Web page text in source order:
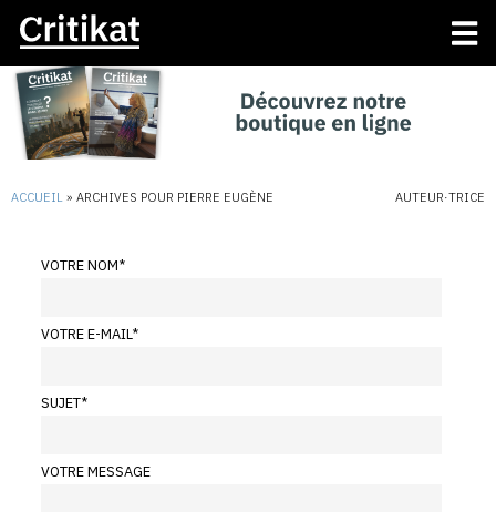
ACCUEIL » ARCHIVES POUR PIERRE EUGÈNE AUTEUR·TRICE
VOTRE NOM*
VOTRE E-MAIL*
SUJET*
VOTRE MESSAGE